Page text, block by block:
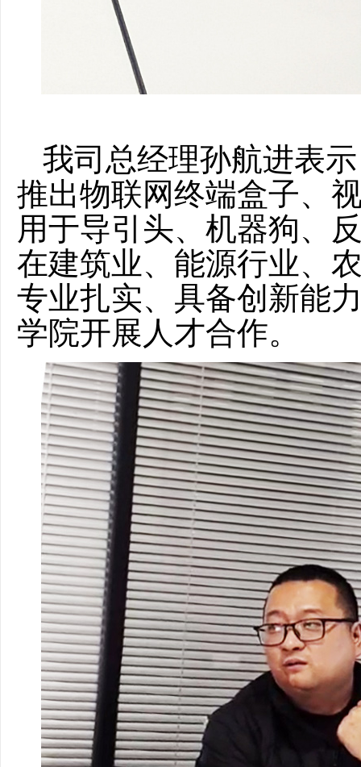
我司总经理孙航进表
推出物联网终端盒子、
用于导引头、机器狗、
在建筑业、能源行业、
专业扎实、具备创新能
学院开展人才合作。